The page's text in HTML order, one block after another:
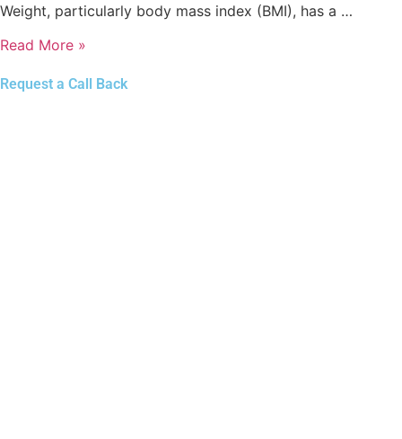
Weight, particularly body mass index (BMI), has a …
Read More »
Request a Call Back